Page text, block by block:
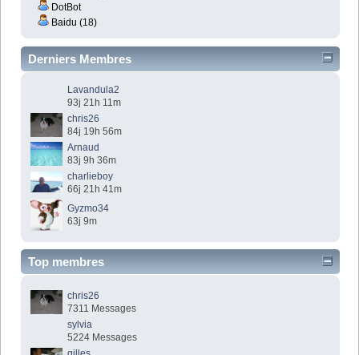
DotBot
Baidu (18)
Derniers Membres
Lavandula2
93j 21h 11m
chris26
84j 19h 56m
Arnaud
83j 9h 36m
charlieboy
66j 21h 41m
Gyzmo34
63j 9m
Top membres
chris26
7311 Messages
sylvia
5224 Messages